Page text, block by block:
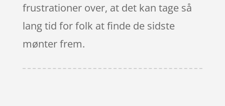
frustrationer over, at det kan tage så
lang tid for folk at finde de sidste
mønter frem.